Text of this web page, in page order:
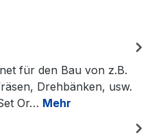
für den Bau von z.B.
Drehbänken, usw.
Or… Mehr